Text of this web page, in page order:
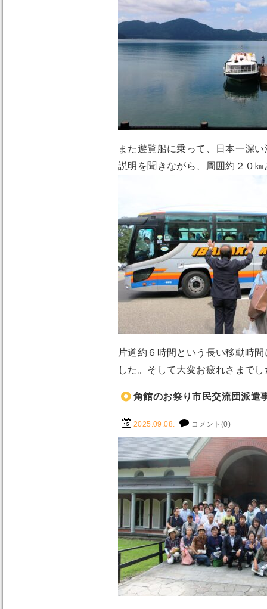
また遊覧船に乗って、日本一深
説明を聞きながら、周囲約２０
片道約６時間という長い移動時
した。そして大変お疲れさまでし
角館のお祭り市民交流団派遣
2025.09.08. コメント(0)